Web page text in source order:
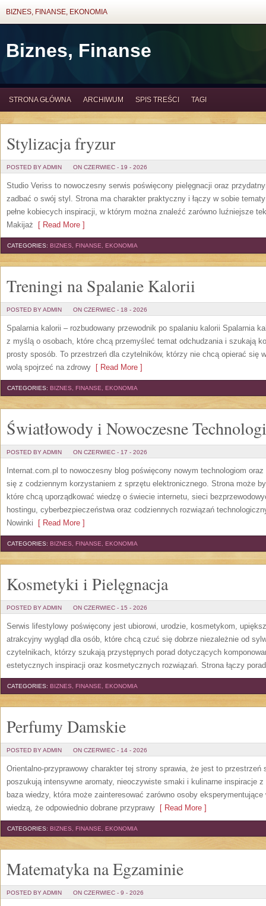
BIZNES, FINANSE, EKONOMIA
Biznes, Finanse
STRONA GŁÓWNA ARCHIWUM SPIS TREŚCI TAGI
Stylizacja fryzur
POSTED BY ADMIN ON CZERWIEC - 19 - 2026
Studio Veriss to nowoczesny serwis poświęcony pielęgnacji oraz
zadbać o swój styl. Strona ma charakter praktyczny i łączy w sobie
pełne kobiecych inspiracji, w którym można znaleźć zarówno luźniejsze
Makijaż [ Read More ]
CATEGORIES: BIZNES, FINANSE, EKONOMIA
Treningi na Spalanie Kalorii
POSTED BY ADMIN ON CZERWIEC - 18 - 2026
Spalarnia kalorii – rozbudowany przewodnik po spalaniu kalorii Spalarnia
z myślą o osobach, które chcą przemyśleć temat odchudzania i szukają
prosty sposób. To przestrzeń dla czytelników, którzy nie chcą opierać się
wolą spojrzeć na zdrowy [ Read More ]
CATEGORIES: BIZNES, FINANSE, EKONOMIA
Światłowody i Nowoczesne
POSTED BY ADMIN ON CZERWIEC - 17 - 2026
Internat.com.pl to nowoczesny blog poświęcony nowym technologiom
się z codziennym korzystaniem z sprzętu elektronicznego. Strona może
które chcą uporządkować wiedzę o świecie internetu, sieci
hostingu, cyberbezpieczeństwa oraz codziennych rozwiązań
Nowinki [ Read More ]
CATEGORIES: BIZNES, FINANSE, EKONOMIA
Kosmetyki i Pielęgnacja
POSTED BY ADMIN ON CZERWIEC - 15 - 2026
Serwis lifestylowy poświęcony jest ubiorowi, urodzie, kosmetykom,
atrakcyjny wygląd dla osób, które chcą czuć się dobrze niezależnie od
czytelnikach, którzy szukają przystępnych porad dotyczących
estetycznych inspiracji oraz kosmetycznych rozwiązań. Strona łączy
CATEGORIES: BIZNES, FINANSE, EKONOMIA
Perfumy Damskie
POSTED BY ADMIN ON CZERWIEC - 14 - 2026
Orientalno-przyprawowy charakter tej strony sprawia, że jest to
poszukują intensywne aromaty, nieoczywiste smaki i kulinarne inspiracje
baza wiedzy, która może zainteresować zarówno osoby
wiedzą, że odpowiednio dobrane przyprawy [ Read More ]
CATEGORIES: BIZNES, FINANSE, EKONOMIA
Matematyka na Egzaminie
POSTED BY ADMIN ON CZERWIEC - 9 - 2026